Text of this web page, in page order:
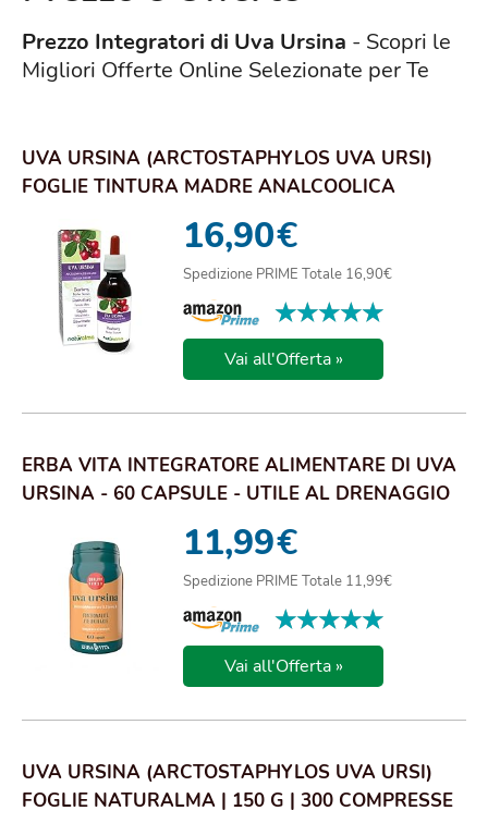
Prezzo Integratori di Uva Ursina - Scopri le
Migliori Offerte Online Selezionate per Te
UVA URSINA (ARCTOSTAPHYLOS UVA URSI)
FOGLIE TINTURA MADRE ANALCOOLICA
16,90€
Spedizione PRIME Totale 16,90€
★★★★★
★★★★★
Vai all'Offerta »
ERBA VITA INTEGRATORE ALIMENTARE DI UVA
URSINA - 60 CAPSULE - UTILE AL DRENAGGIO
11,99€
Spedizione PRIME Totale 11,99€
★★★★★
★★★★★
Vai all'Offerta »
UVA URSINA (ARCTOSTAPHYLOS UVA URSI)
FOGLIE NATURALMA | 150 G | 300 COMPRESSE